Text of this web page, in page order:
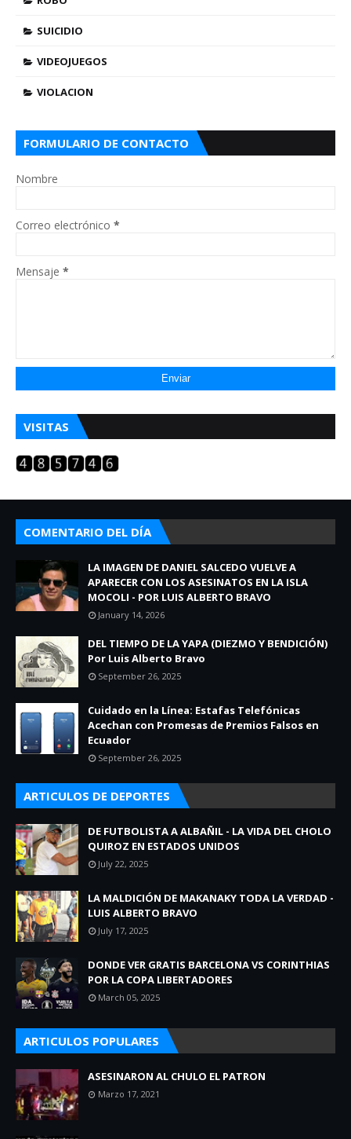
SUICIDIO
VIDEOJUEGOS
VIOLACION
FORMULARIO DE CONTACTO
Nombre
Correo electrónico *
Mensaje *
VISITAS
COMENTARIO DEL DÍA
LA IMAGEN DE DANIEL SALCEDO VUELVE A
APARECER CON LOS ASESINATOS EN LA ISLA
MOCOLI - POR LUIS ALBERTO BRAVO
January 14, 2026
DEL TIEMPO DE LA YAPA (DIEZMO Y BENDICIÓN)
Por Luis Alberto Bravo
September 26, 2025
Cuidado en la Línea: Estafas Telefónicas
Acechan con Promesas de Premios Falsos en
Ecuador
September 26, 2025
ARTICULOS DE DEPORTES
DE FUTBOLISTA A ALBAÑIL - LA VIDA DEL CHOLO
QUIROZ EN ESTADOS UNIDOS
July 22, 2025
LA MALDICIÓN DE MAKANAKY TODA LA VERDAD -
LUIS ALBERTO BRAVO
July 17, 2025
DONDE VER GRATIS BARCELONA VS CORINTHIAS
POR LA COPA LIBERTADORES
March 05, 2025
ARTICULOS POPULARES
ASESINARON AL CHULO EL PATRON
Marzo 17, 2021